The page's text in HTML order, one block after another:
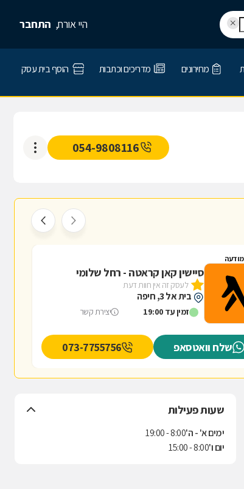
היי אורח, התחבר
מחירונים מדריכים וכתבות הוסף בית עסק
054-9808116
מודעה
סיישין קאן קראטה - רחל שלומי
לעסק זה אין חוות דעת
בית אל 3, חיפה
זמין עד 19:00 יצירת קשר
שלח וואטסאפ 073-7755756
שעות פעילות
ימים א' - ה'8:00 - 19:00
יום ו'8:00 - 15:00